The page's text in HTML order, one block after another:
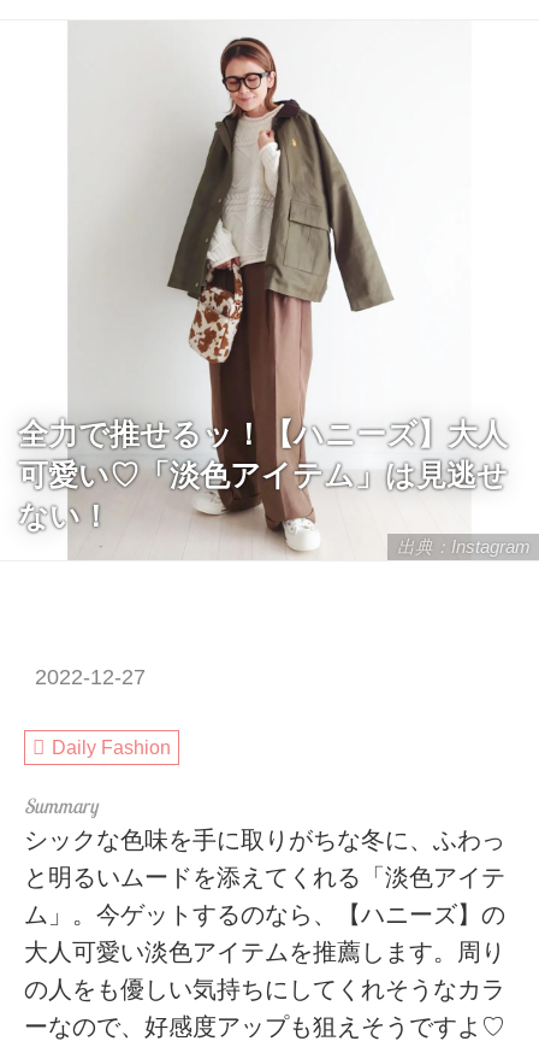
出典：Instagram
全力で推せるッ！【ハニーズ】大人
可愛い♡「淡色アイテム」は見逃せ
ない！
2022-12-27
Daily Fashion
シックな色味を手に取りがちな冬に、ふわっ
と明るいムードを添えてくれる「淡色アイテ
ム」。今ゲットするのなら、【ハニーズ】の
大人可愛い淡色アイテムを推薦します。周り
の人をも優しい気持ちにしてくれそうなカラ
ーなので、好感度アップも狙えそうですよ♡